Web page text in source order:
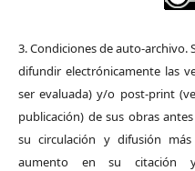
3. Condiciones de auto-archivo.
difundir electrónicamente las
ser evaluada) y/o post-print
publicación) de sus obras
su circulación y difusión
aumento en su citación